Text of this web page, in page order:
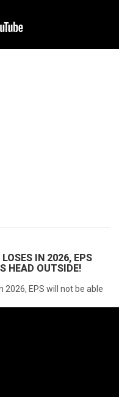
IN 2026, EPS
HEAD OUTSIDE!
2026, EPS will not be able